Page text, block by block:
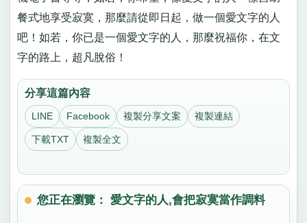
餐式地享受寂寞，那麼請從即日起，做一個愛文字的人
吧！如若，你已是一個愛文字的人，那麼祝福你，在文
字的路上，超凡脫俗！
分享這篇內容
LINE Facebook 複製分享文案 複製連結
下載TXT 複製全文
您正在瀏覽： 愛文字的人,會把寂寞當作調料